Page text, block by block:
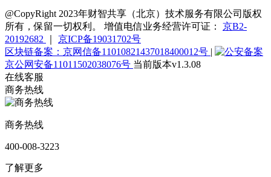
@CopyRight 2023年财智共享（北京）技术服务有限公司版权
所有，保留一切权利。 增值电信业务经营许可证： 京B2-
20192682
京ICP备19031702号
区块链备案：京网信备11010821437018400012号 |
京公网安备11011502038076号 当前版本v1.3.08
在线客服
商务热线
商务热线
400-008-3223
了解更多